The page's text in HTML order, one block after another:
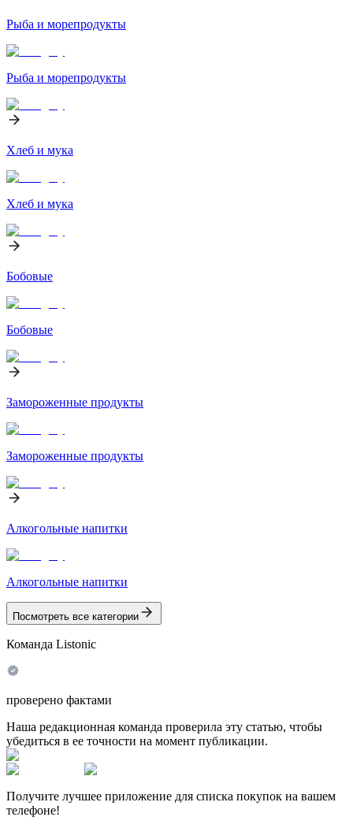
Рыба и морепродукты
Рыба и морепродукты
Хлеб и мука
Хлеб и мука
Бобовые
Бобовые
Замороженные продукты
Замороженные продукты
Алкогольные напитки
Алкогольные напитки
Посмотреть все категории
Команда Listonic
проверено фактами
Наша редакционная команда проверила эту статью, чтобы
убедиться в ее точности на момент публикации.
Получите лучшее приложение для списка покупок на вашем
телефоне!